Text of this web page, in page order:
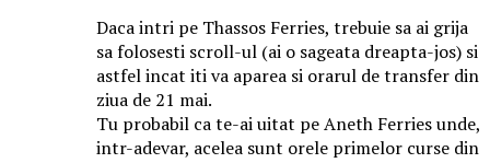
Daca intri pe Thassos Ferries, trebuie sa ai grija
sa folosesti scroll-ul (ai o sageata dreapta-jos) si
astfel incat iti va aparea si orarul de transfer din
ziua de 21 mai.
Tu probabil ca te-ai uitat pe Aneth Ferries unde,
intr-adevar, acelea sunt orele primelor curse din